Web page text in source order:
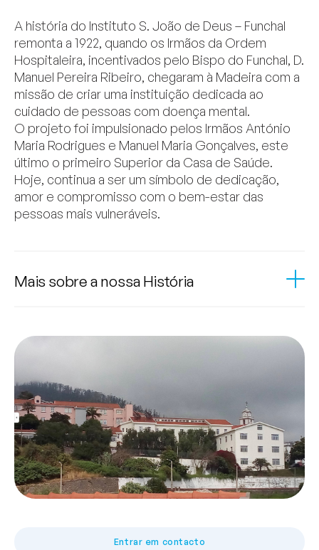
A história do Instituto S. João de Deus – Funchal
remonta a 1922, quando os Irmãos da Ordem
Hospitaleira, incentivados pelo Bispo do Funchal, D.
Manuel Pereira Ribeiro, chegaram à Madeira com a
missão de criar uma instituição dedicada ao
cuidado de pessoas com doença mental.
O projeto foi impulsionado pelos Irmãos António
Maria Rodrigues e Manuel Maria Gonçalves, este
último o primeiro Superior da Casa de Saúde.
Hoje, continua a ser um símbolo de dedicação,
amor e compromisso com o bem-estar das
pessoas mais vulneráveis.
Mais sobre a nossa História
Entrar em contacto